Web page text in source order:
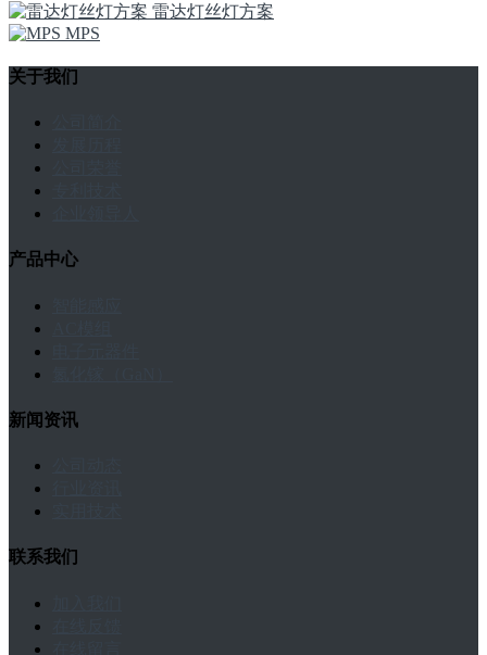
雷达灯丝灯方案
MPS
关于我们
产品中心
新闻资讯
联系我们